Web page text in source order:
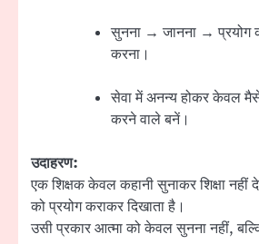
सुनना → जानना →
करना।
सेवा में अनन्य होकर केवल
करने वाले बनें।
उदाहरण:
एक शिक्षक केवल कहानी सुनाकर शिक्षा नहीं
को प्रयोग कराकर दिखाता है।
उसी प्रकार आत्मा को केवल सुनना नहीं,